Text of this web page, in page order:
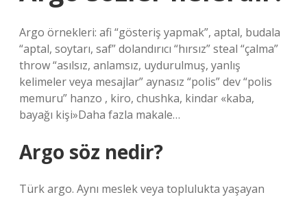
Argo örnekleri: afi “gösteriş yapmak”, aptal, budala
“aptal, soytarı, saf” dolandırıcı “hırsız” steal “çalma”
throw “asılsız, anlamsız, uydurulmuş, yanlış
kelimeler veya mesajlar” aynasız “polis” dev “polis
memuru” hanzo , kiro, chushka, kindar «kaba,
bayağı kişi»Daha fazla makale…
Argo söz nedir?
Türk argo. Aynı meslek veya toplulukta yaşayan